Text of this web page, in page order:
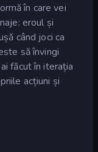
în care vei
eroul și
când joci ca
să învingi
făcut în iterația
acțiuni și